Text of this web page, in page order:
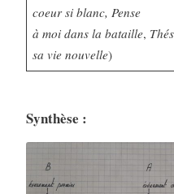
coeur si blanc, Pense
à moi dans la bataille,
sa vie nouvelle)
Synthèse :